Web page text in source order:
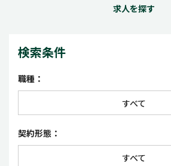
求人を探す
検索条件
職種：
すべて
Web・クリエイティブ
契約形態：
すべて